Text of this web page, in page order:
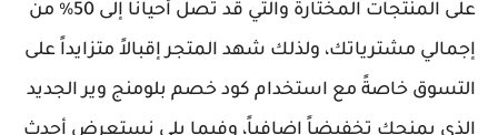
على المنتجات المختارة والتي قد تصل أحياناً إلى 50% من
إجمالي مشترياتك، ولذلك شهد المتجر إقبالاً متزايداً على
التسوق خاصةً مع استخدام كود خصم بلومنج وير الجديد
الذي يمنحك تخفيضاً إضافياً، وفيما يلي نستعرض أحدث